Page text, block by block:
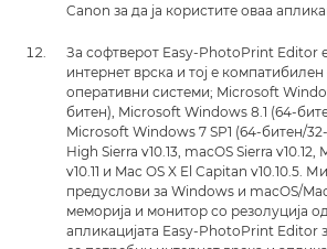
Canon за да ја користите оваа
За софтверот Easy-PhotoPrint Editor
интернет врска и тој е
оперативни системи; Microsoft
битен), Microsoft Windows 8.1 (64-
Microsoft Windows 7 SP1 (64-битен/
High Sierra v10.13, macOS Sierra v10.12,
v10.11 и Mac OS X El Capitan v10.10.5.
предуслови за Windows и macOS/
меморија и монитор со резолуција
апликацијата Easy-PhotoPrint Editor